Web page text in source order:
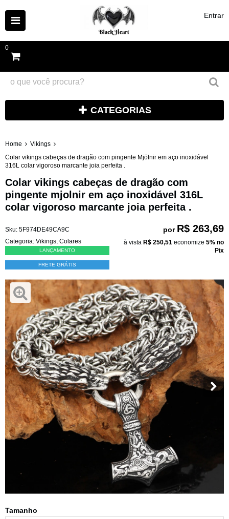
Entrar
0
CATEGORIAS
Home
Vikings
Colar vikings cabeças de dragão com pingente Mjölnir em aço inoxidável
316L colar vigoroso marcante joia perfeita .
Colar vikings cabeças de dragão com
pingente mjolnir em aço inoxidável 316L
colar vigoroso marcante joia perfeita .
Sku: 5F974DE49CA9C
Categoria: Vikings Colares
LANÇAMENTO
FRETE GRÁTIS
por R$ 263,69
à vista R$ 250,51 economize 5% no
Pix
Tamanho